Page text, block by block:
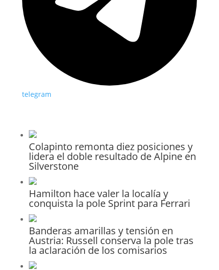
telegram
Colapinto remonta diez posiciones y
lidera el doble resultado de Alpine en
Silverstone
Hamilton hace valer la localía y
conquista la pole Sprint para Ferrari
Banderas amarillas y tensión en
Austria: Russell conserva la pole tras
la aclaración de los comisarios